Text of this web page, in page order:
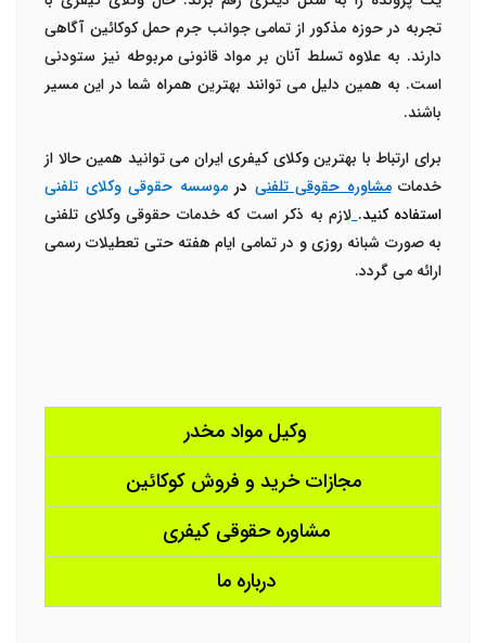
تجربه در حوزه مذکور از تمامی جوانب جرم حمل کوکائین آگاهی
دارند. به علاوه تسلط آنان بر مواد قانونی مربوطه نیز ستودنی
است. به همین دلیل می توانند بهترین همراه شما در این مسیر
باشند.
برای ارتباط با بهترین وکلای کیفری ایران می توانید همین حالا از
خدماتمشاوره حقوقی تلفنی درموسسه حقوقی وکلای تلفنی
استفاده کنید. لازم به ذکر است که خدمات حقوقی وکلای تلفنی
به صورت شبانه روزی و در تمامی ایام هفته حتی تعطیلات رسمی
ارائه می گردد.
وکیل مواد مخدر
مجازات خرید و فروش کوکائین
مشاوره حقوقی کیفری
درباره ما